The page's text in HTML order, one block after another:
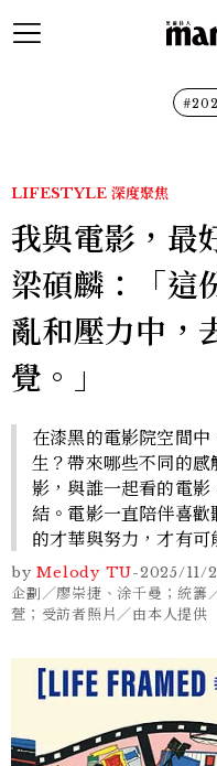
LIFESTYLE 深度聚焦
我與電影，最
梁碩麟：「這
亂和壓力中，
覺。」
在漆黑的電影院空間
生？帶來哪些不同的
影，與誰一起看的電
結。電影一直陪伴喜
的才華與努力，才有可
by Melody TU-2025/11/
企劃／廖崇捷、涂千曼；統籌
萱；受訪者照片／由本人提供